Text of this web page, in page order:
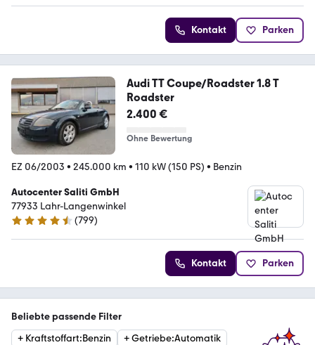
Kontakt Parken
Audi TT Coupe/Roadster 1.8 T
Roadster
2.400 €
Ohne Bewertung
EZ 06/2003 • 245.000 km • 110 kW (150 PS) • Benzin
Autocenter Saliti GmbH
77933 Lahr-Langenwinkel
4.6 Sterne
(799)
Kontakt Parken
Beliebte passende Filter
+ Kraftstoffart:Benzin +Getriebe:Automatik